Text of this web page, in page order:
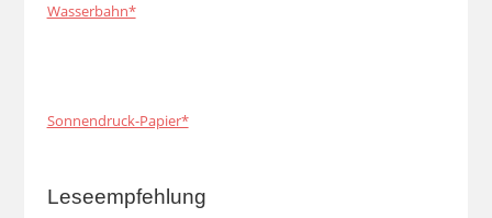
Wasserbahn*
Sonnendruck-Papier*
Leseempfehlung